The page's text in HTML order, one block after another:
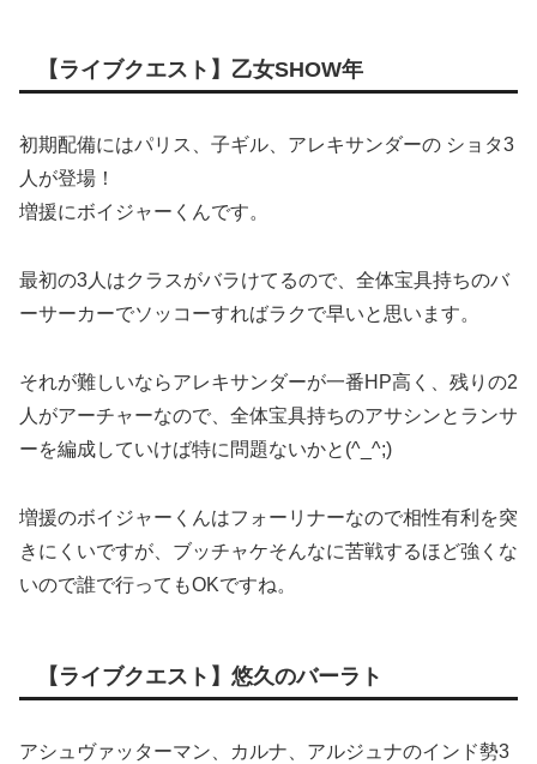
【ライブクエスト】乙女SHOW年
初期配備にはパリス、子ギル、アレキサンダーの ショタ3
人が登場！
増援にボイジャーくんです。
最初の3人はクラスがバラけてるので、全体宝具持ちのバ
ーサーカーでソッコーすればラクで早いと思います。
それが難しいならアレキサンダーが一番HP高く、残りの2
人がアーチャーなので、全体宝具持ちのアサシンとランサ
ーを編成していけば特に問題ないかと(^_^;)
増援のボイジャーくんはフォーリナーなので相性有利を突
きにくいですが、ブッチャケそんなに苦戦するほど強くな
いので誰で行ってもOKですね。
【ライブクエスト】悠久のバーラト
アシュヴァッターマン、カルナ、アルジュナのインド勢3